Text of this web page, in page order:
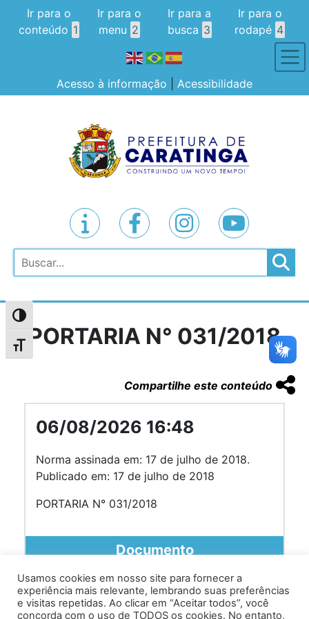
Alternar alto contraste
Alternar tamanho da fonte
Ir para o
conteúdo 1
Ir para o
menu 2
Ir para a
busca 3
Ir para o
rodapé 4
Acesso à informação Acessibilidade
Pesquisar
PORTARIA N° 031/2018
Compartilhe este conteúdo
06/08/2026 16:48
Norma assinada em: 17 de julho de 2018.
Publicado em: 17 de julho de 2018
PORTARIA N° 031/2018
Documento
Usamos cookies em nosso site para fornecer a
experiência mais relevante, lembrando suas preferências
e visitas repetidas. Ao clicar em “Aceitar todos”, você
concorda com o uso de TODOS os cookies. No entanto,